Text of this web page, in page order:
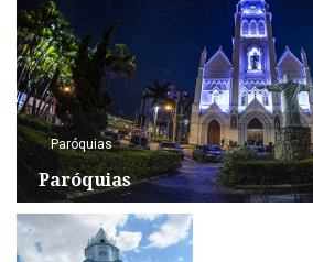
Paróquias
Paróquias